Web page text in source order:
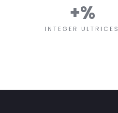
INTEGER ULTRICES
+%